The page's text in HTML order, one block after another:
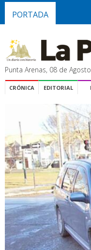
PORTADA
Punta Arenas, 08 de
CRÓNICA EDITORIAL